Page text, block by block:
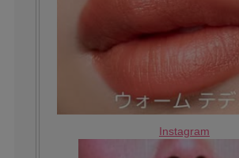
Instagram